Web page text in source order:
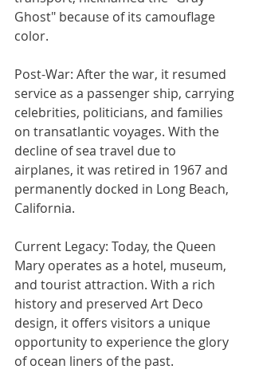
Ghost" because of its camouflage
color.
Post-War: After the war, it resumed
service as a passenger ship, carrying
celebrities, politicians, and families
on transatlantic voyages. With the
decline of sea travel due to
airplanes, it was retired in 1967 and
permanently docked in Long Beach,
California.
Current Legacy: Today, the Queen
Mary operates as a hotel, museum,
and tourist attraction. With a rich
history and preserved Art Deco
design, it offers visitors a unique
opportunity to experience the glory
of ocean liners of the past.